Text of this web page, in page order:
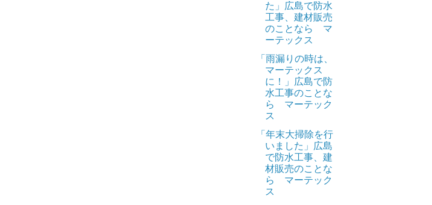
た」広島で防水
工事、建材販売
のことなら マ
ーテックス
「雨漏りの時は、
マーテックス
に！」広島で防
水工事のことな
ら マーテック
ス
「年末大掃除を行
いました」広島
で防水工事、建
材販売のことな
ら マーテック
ス